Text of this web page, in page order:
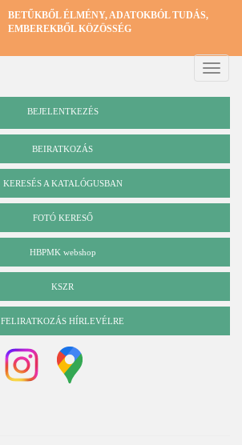
BETŰKBŐL ÉLMÉNY, ADATOKBÓL TUDÁS,
EMBEREKBŐL KÖZÖSSÉG
Toggle
BEJELENTKEZÉS
BEIRATKOZÁS
KERESÉS A KATALÓGUSBAN
FOTÓ KERESŐ
HBPMK webshop
KSZR
FELIRATKOZÁS HÍRLEVÉLRE